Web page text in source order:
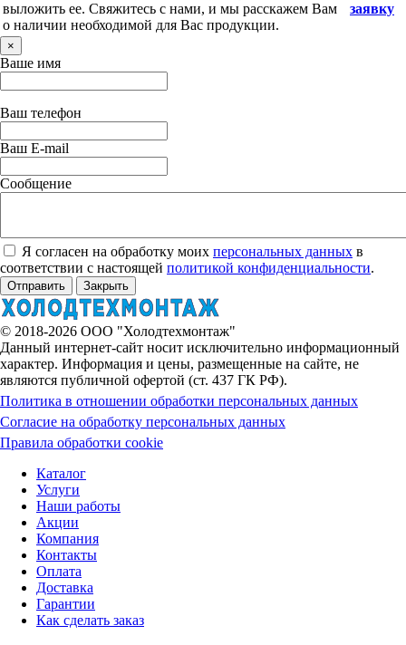
выложить ее. Свяжитесь с нами, и мы расскажем Вам
о наличии необходимой для Вас продукции.
заявку
×
Ваше имя
Ваш телефон
Ваш E-mail
Сообщение
Я согласен на обработку моих персональных данных в
соответствии с настоящей политикой конфиденциальности.
Отправить Закрыть
© 2018-2026 ООО "Холодтехмонтаж"
Данный интернет-сайт носит исключительно информационный
характер. Информация и цены, размещенные на сайте, не
являются публичной офертой (ст. 437 ГК РФ).
Политика в отношении обработки персональных данных
Согласие на обработку персональных данных
Правила обработки cookie
Каталог
Услуги
Наши работы
Акции
Компания
Контакты
Оплата
Доставка
Гарантии
Как сделать заказ